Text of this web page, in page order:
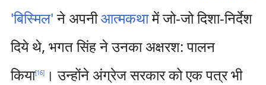
'बिस्मिल'ने अपनीआत्मकथामें जो-जो दिशा-निर्देश
दिये थे, भगत सिंह ने उनका अक्षरश: पालन
किया[16]। उन्होंने अंग्रेज सरकार को एक पत्र भी